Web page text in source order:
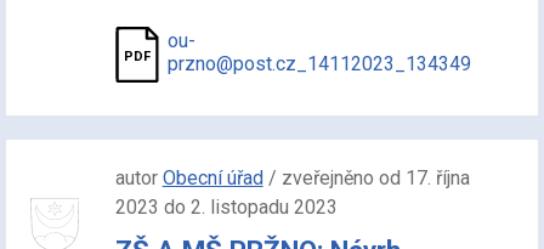
ou-
przno@post.cz_14112023_134349
autor Obecní úřad/ zveřejněno od 17. října
2023 do 2. listopadu 2023